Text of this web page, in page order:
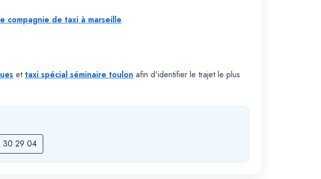
compagnie de taxi à marseille.
ettaxi spécial séminaire toulon afin d'identifier le trajet le plus
30 29 04